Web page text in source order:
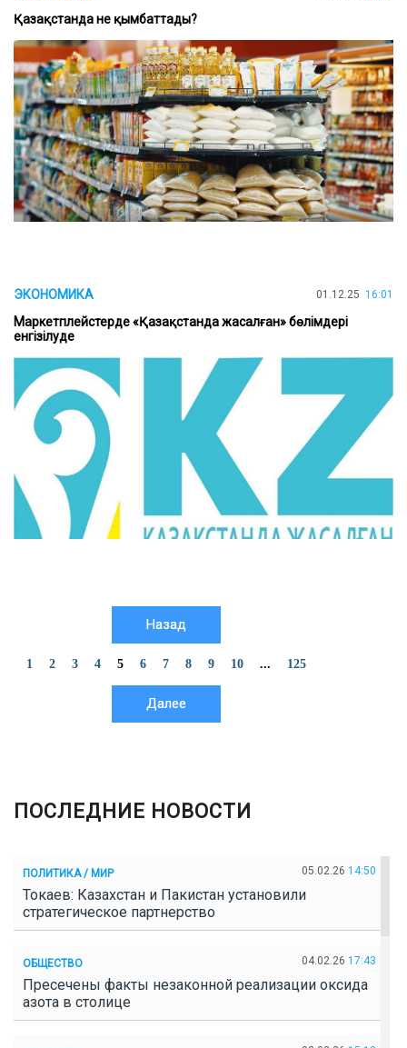
Қазақстанда не қымбаттады?
ЭКОНОМИКА 01.12.25 16:01
Маркетплейстерде «Қазақстанда жасалған» бөлімдері
енгізілуде
Назад
1 2 3 4 5 6 7 8 9 10 ... 125
Далее
ПОСЛЕДНИЕ НОВОСТИ
ПОЛИТИКА / МИР 05.02.26 14:50
Токаев: Казахстан и Пакистан установили
стратегическое партнерство
ОБЩЕСТВО 04.02.26 17:43
Пресечены факты незаконной реализации оксида
азота в столице